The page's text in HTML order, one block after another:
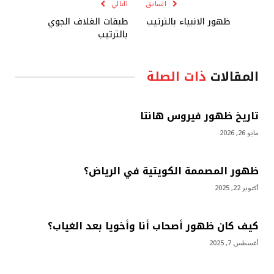
السابق
ظهور الانبياء بالترتيب
التالي
طبقات الغلاف الجوي
بالترتيب
المقالات ذات الصلة
تاريخ ظهور فيروس هانتا
مايو 26, 2026
ظهور المصممة الكويتية في الرياض؟
أكتوبر 22, 2025
كيف كان ظهور أصحاب أنا وأخويا بعد الغياب؟
أغسطس 7, 2025